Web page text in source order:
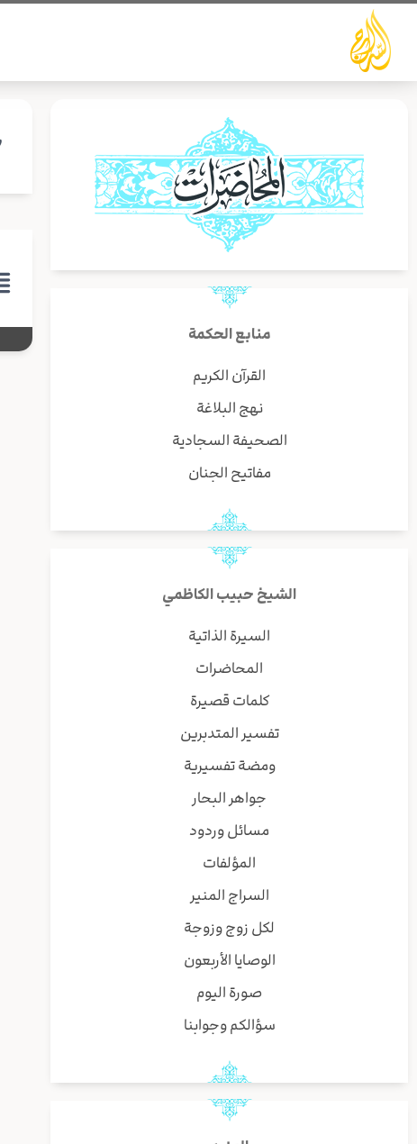
تخطي
المحتوى
منابع الحكمة
القرآن الكريم
نهج البلاغة
الصحيفة السجادية
مفاتيح الجنان
الشيخ حبيب الكاظمي
السيرة الذاتية
المحاضرات
كلمات قصيرة
تفسير المتدبرين
ومضة تفسيرية
جواهر البحار
مسائل وردود
المؤلفات
السراج المنير
لكل زوج وزوجة
الوصايا الأربعون
صورة اليوم
سؤالكم وجوابنا